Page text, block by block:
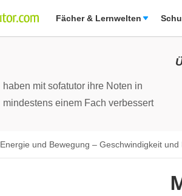
Fächer & Lernwelten
haben mit sofatutor ihre Noten in
mindestens einem Fach verbessert
Energie und Bewegung – Geschwindigkeit und